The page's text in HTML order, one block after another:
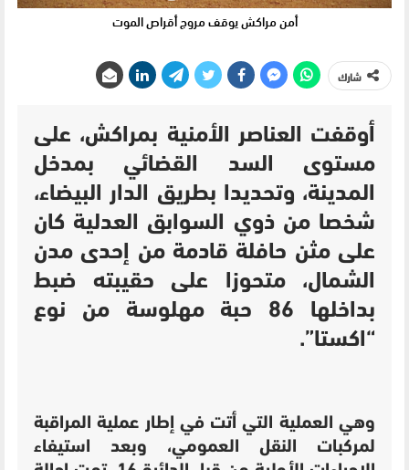
أمن مراكش يوقف مروج أقراص الموت
شارك
أوقفت العناصر الأمنية بمراكش، على
مستوى السد القضائي بمدخل
المدينة، وتحديدا بطريق الدار البيضاء،
شخصا من ذوي السوابق العدلية كان
على مثن حافلة قادمة من إحدى مدن
الشمال، متحوزا على حقيبته ضبط
بداخلها 86 حبة مهلوسة من نوع
“اكستا”.
وهي العملية التي أتت في إطار عملية المراقبة
لمركبات النقل العمومي، وبعد استيفاء